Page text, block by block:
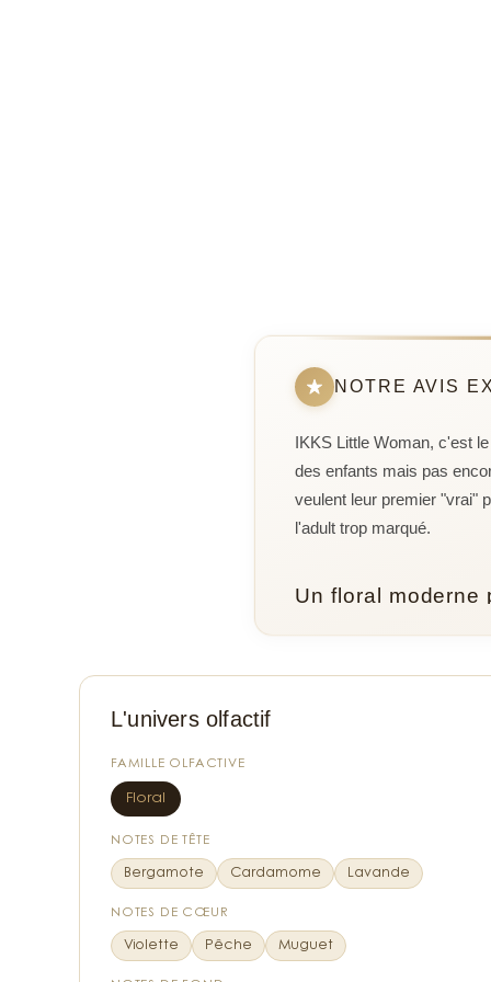
NOTRE AVIS
IKKS Little Woman, c'est
des enfants mais pas
veulent leur premier "vrai"
l'adult trop marqué.
Un floral moderne
peau.
l'adolescence — il s'adapte
L'univers olfactif
FAMILLE OLFACTIVE
Floral
NOTES DE TÊTE
Bergamote Cardamome Lavande
NOTES DE CŒUR
Violette Pêche Muguet